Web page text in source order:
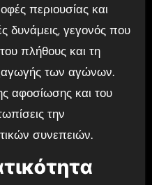
περιουσίας και
δυνάμεις, γεγονός που
πλήθους και τη
των αγώνων.
αφοσίωσης και του
την
συνεπειών.